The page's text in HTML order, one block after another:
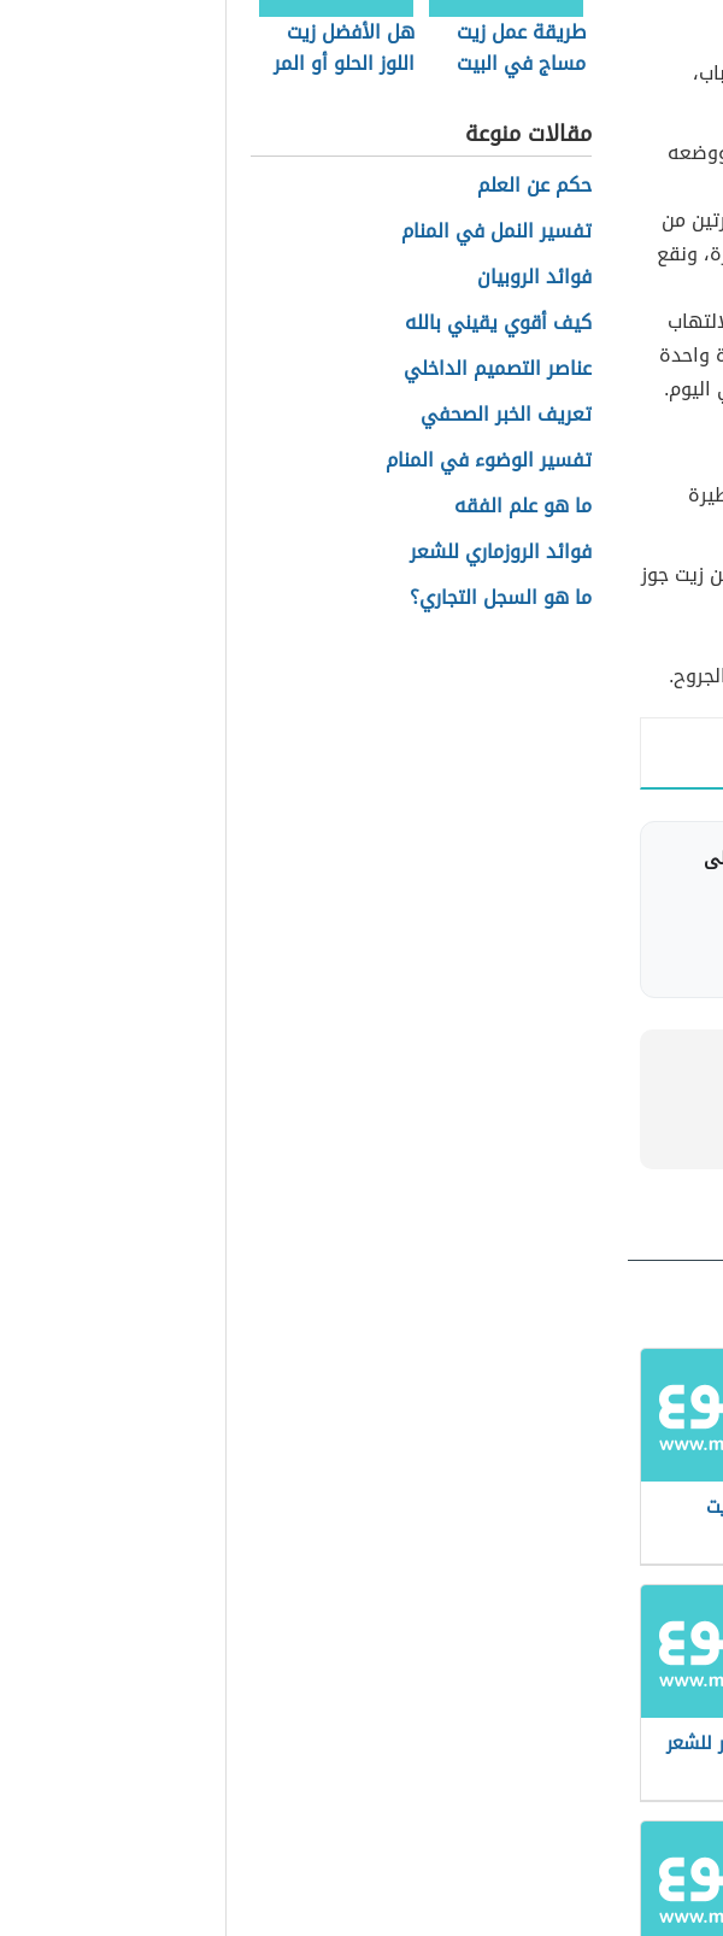
من
ونقع
واحدة
زيت جوز
للشعر
طريقة عمل زيت
مساج في البيت
هل الأفضل زيت
اللوز الحلو أو المر
مقالات منوعة
حكم عن العلم
تفسير النمل في المنام
فوائد الروبيان
كيف أقوي يقيني بالله
عناصر التصميم الداخلي
تعريف الخبر الصحفي
تفسير الوضوء في المنام
ما هو علم الفقه
فوائد الروزماري للشعر
ما هو السجل التجاري؟